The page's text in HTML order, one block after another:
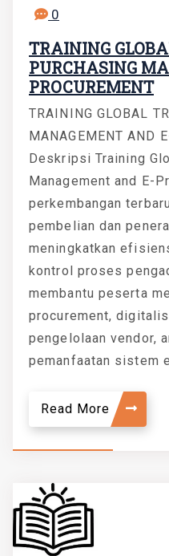
0
TRAINING
PURCHASING
PROCUREMENT
TRAINING GLOBAL
MANAGEMENT AND
Deskripsi Training
Management and E-
perkembangan
pembelian dan
meningkatkan
kontrol proses
membantu peserta
procurement,
pengelolaan vendor,
pemanfaatan sistem
Read More